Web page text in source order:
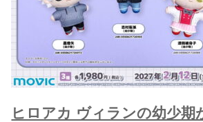
ヒロアカ ヴィランの幼少期